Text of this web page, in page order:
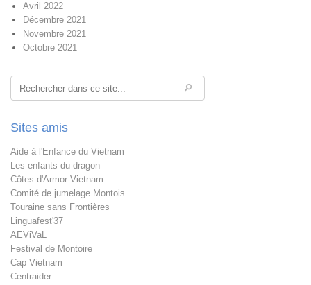
Avril 2022
Décembre 2021
Novembre 2021
Octobre 2021
Rechercher
Sites amis
Aide à l'Enfance du Vietnam
Les enfants du dragon
Côtes-d'Armor-Vietnam
Comité de jumelage Montois
Touraine sans Frontières
Linguafest'37
AEViVaL
Festival de Montoire
Cap Vietnam
Centraider